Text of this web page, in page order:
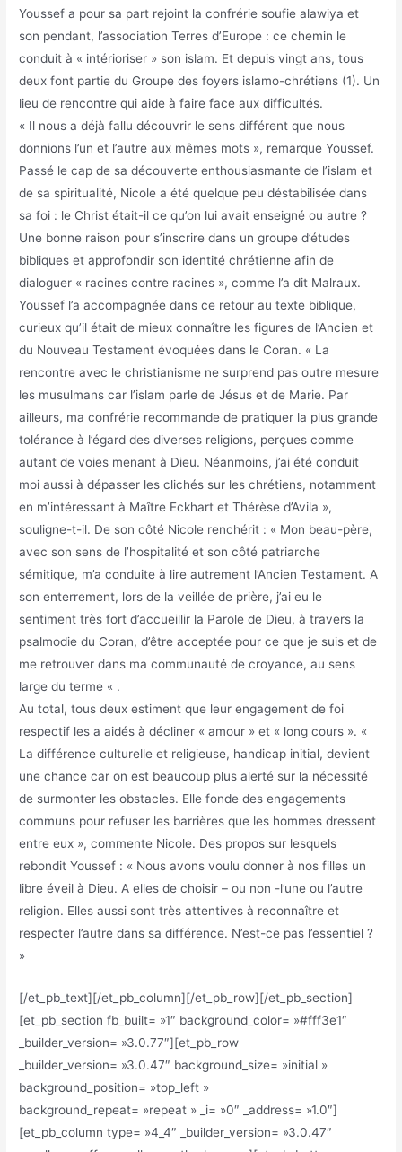
Youssef a pour sa part rejoint la confrérie soufie alawiya et
son pendant, l’association Terres d’Europe : ce chemin le
conduit à « intérioriser » son islam. Et depuis vingt ans, tous
deux font partie du Groupe des foyers islamo-chrétiens (1). Un
lieu de rencontre qui aide à faire face aux difficultés.
« Il nous a déjà fallu découvrir le sens différent que nous
donnions l’un et l’autre aux mêmes mots », remarque Youssef.
Passé le cap de sa découverte enthousiasmante de l’islam et
de sa spiritualité, Nicole a été quelque peu déstabilisée dans
sa foi : le Christ était-il ce qu’on lui avait enseigné ou autre ?
Une bonne raison pour s’inscrire dans un groupe d’études
bibliques et approfondir son identité chrétienne afin de
dialoguer « racines contre racines », comme l’a dit Malraux.
Youssef l’a accompagnée dans ce retour au texte biblique,
curieux qu’il était de mieux connaître les figures de l’Ancien et
du Nouveau Testament évoquées dans le Coran. « La
rencontre avec le christianisme ne surprend pas outre mesure
les musulmans car l’islam parle de Jésus et de Marie. Par
ailleurs, ma confrérie recommande de pratiquer la plus grande
tolérance à l’égard des diverses religions, perçues comme
autant de voies menant à Dieu. Néanmoins, j’ai été conduit
moi aussi à dépasser les clichés sur les chrétiens, notamment
en m’intéressant à Maître Eckhart et Thérèse d’Avila »,
souligne-t-il. De son côté Nicole renchérit : « Mon beau-père,
avec son sens de l’hospitalité et son côté patriarche
sémitique, m’a conduite à lire autrement l’Ancien Testament. A
son enterrement, lors de la veillée de prière, j’ai eu le
sentiment très fort d’accueillir la Parole de Dieu, à travers la
psalmodie du Coran, d’être acceptée pour ce que je suis et de
me retrouver dans ma communauté de croyance, au sens
large du terme « .
Au total, tous deux estiment que leur engagement de foi
respectif les a aidés à décliner « amour » et « long cours ». «
La différence culturelle et religieuse, handicap initial, devient
une chance car on est beaucoup plus alerté sur la nécessité
de surmonter les obstacles. Elle fonde des engagements
communs pour refuser les barrières que les hommes dressent
entre eux », commente Nicole. Des propos sur lesquels
rebondit Youssef : « Nous avons voulu donner à nos filles un
libre éveil à Dieu. A elles de choisir – ou non -l’une ou l’autre
religion. Elles aussi sont très attentives à reconnaître et
respecter l’autre dans sa différence. N’est-ce pas l’essentiel ?
»
[/et_pb_text][/et_pb_column][/et_pb_row][/et_pb_section]
[et_pb_section fb_built= »1″ background_color= »#fff3e1″
_builder_version= »3.0.77″][et_pb_row
_builder_version= »3.0.47″ background_size= »initial »
background_position= »top_left »
background_repeat= »repeat » _i= »0″ _address= »1.0″]
[et_pb_column type= »4_4″ _builder_version= »3.0.47″